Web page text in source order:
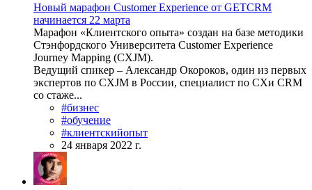
Новый марафон Customer Experience от GETCRM
начинается 22 марта
Марафон «Клиентского опыта» создан на базе методики
Стэнфордского Университета Customer Experience
Journey Mapping (CXJM).
Ведущий спикер – Александр Окороков, один из первых
экспертов по CXJM в России, специалист по CXи CRM
со стаже...
#бизнес
#обучение
#клиентскийопыт
24 января 2022 г.